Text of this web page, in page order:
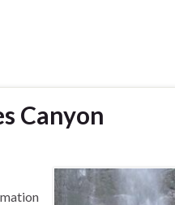
Canyon